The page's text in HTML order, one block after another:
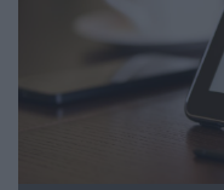
L'ANNUAIRE DES ACTEURS
LES LIVRES BLANCS
LES SUPPLÉMENTS
NOS OFFRES